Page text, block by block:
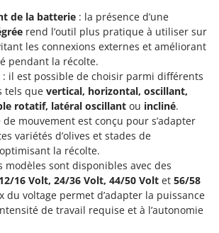
de la batterie : la présence d’une
rend l’outil plus pratique à utiliser sur
les connexions externes et améliorant
pendant la récolte.
: il est possible de choisir parmi différents
tels que vertical, horizontal, oscillant,
rotatif, latéral oscillant ou incliné.
de mouvement est conçu pour s’adapter
variétés d’olives et stades de
la récolte.
modèles sont disponibles avec des
12/16 Volt, 24/36 Volt, 44/50 Volt et 56/58
du voltage permet d’adapter la puissance
de travail requise et à l’autonomie